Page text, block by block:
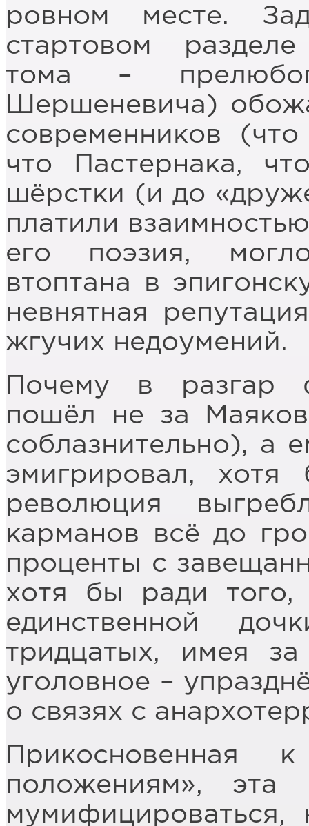
ровном месте.
стартовом
тома –
Шершеневича)
современников
что Пастернака,
шёрстки (и до
платили
его поэзия,
втоптана в
невнятная
жгучих недоумений.
Почему в разгар
пошёл не за
соблазнительно), а
эмигрировал,
революция
карманов всё до
проценты с
хотя бы ради того,
единственной
тридцатых, имея
уголовное –
о связях с
положениям», эта
мумифицироваться,